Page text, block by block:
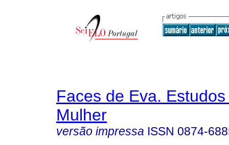
Faces de Eva.
Mulher
versão impressa ISSN 0874-